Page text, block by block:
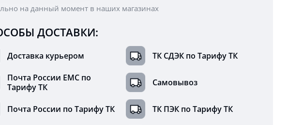
на данный момент в наших магазинах
ДОСТАВКИ:
Доставка курьером ТК СДЭК по Тарифу ТК
Почта России ЕМС по
Тарифу ТК
Самовывоз
Почта России по Тарифу ТК ТК ПЭК по Тарифу ТК